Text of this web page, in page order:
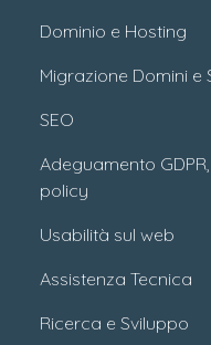
Dominio e Hosting
Migrazione Domini e
SEO
Adeguamento
policy
Usabilità sul web
Assistenza Tecnica
Ricerca e Sviluppo